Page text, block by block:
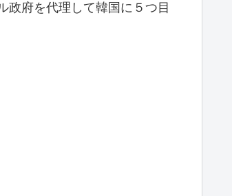
政府を代理して韓国に５つ目